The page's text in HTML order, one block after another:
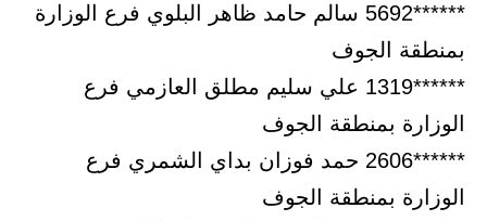
******5692 سالم حامد ظاهر البلوي فرع الوزارة
بمنطقة الجوف
******1319 علي سليم مطلق العازمي فرع
الوزارة بمنطقة الجوف
******2606 حمد فوزان بداي الشمري فرع
الوزارة بمنطقة الجوف